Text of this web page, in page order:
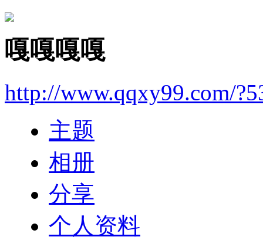
嘎嘎嘎嘎
http://www.qqxy99.com/
主题
相册
分享
个人资料